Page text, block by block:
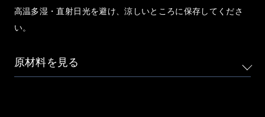
高温多湿・直射日光を避け、涼しいところに保存してくださ
い。
原材料を見る